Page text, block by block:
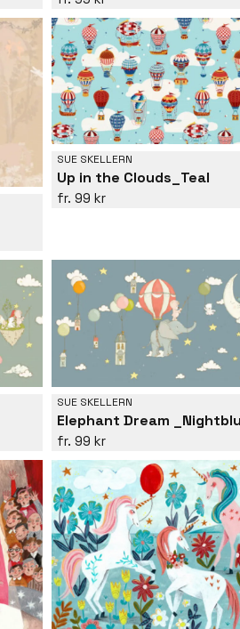
SUE SKELLERN
Up in the Clouds_Teal
99 kr
SUE SKELLERN
Elephant Dream
99 kr